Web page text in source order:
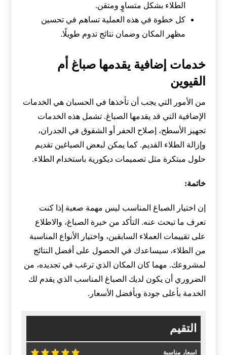
الطلاء بشكل متساوٍ ومتقن.
كل خطوة في هذه العملية تساهم في تحسين
مظهر المكان وضمان نتائج تدوم طويلًا.
خدمات إضافية يقدمها صباغ أم
القيوين
من الأمور التي يجب أن تأخذها في الحسبان هي الخدمات
الإضافية التي قد يقدمها الصباغ. تشمل هذه الخدمات
تجهيز الأسطح، إصلاح الحفر أو الشقوق في الجدران،
وإزالة الطلاء القديم. كما يمكن لبعض الصباغين تقديم
حلول مبتكرة مثل تصميمات ديكورية باستخدام الطلاء.
خاتمة:
إن اختيار الصباغ المناسب ليس مهمة صعبة إذا كنت
تعرف ما تبحث عنه. التأكد من خبرة الصباغ، والاطلاع
على تقييمات العملاء السابقين، واختيار الأنواع المناسبة
من الطلاء، سيساعدك في الحصول على أفضل النتائج
لمشروعك. مهما كان المكان الذي ترغب في تجديده، من
الضروري أن يكون لديك الصباغ المناسب الذي يقدم لك
الخدمة بأعلى جودة وبأفضل الأسعار.
التقيم
اسعار مناسبة